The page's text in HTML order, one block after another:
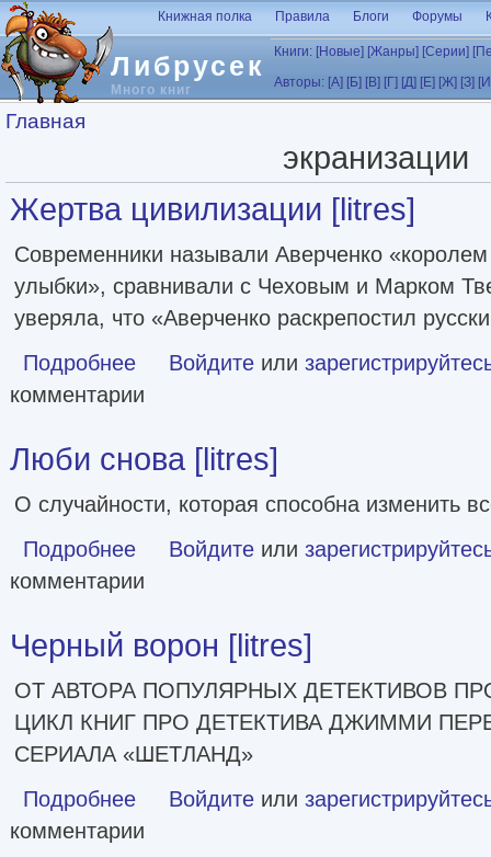
Перейти к основному содержанию
Либрусек
Много книг
Книжная полка Правила Блоги Форумы
Книги: [Новые] [Жанры] [Серии]
Авторы: [А] [Б] [В] [Г] [Д] [Е] [Ж] [З]
Вы здесь
Главная
экранизации
Жертва цивилизации [litres]
Современники называли Аверченко
улыбки», сравнивали с Чеховым и Марком
уверяла, что «Аверченко раскрепостил
Подробнее о Жертва цивилизации [litres]
Войдите или
комментарии
Люби снова [litres]
О случайности, которая способна изменить
Подробнее о Люби снова [litres]
Войдите или
комментарии
Черный ворон [litres]
ОТ АВТОРА ПОПУЛЯРНЫХ ДЕТЕКТИВОВ
ЦИКЛ КНИГ ПРО ДЕТЕКТИВА ДЖИММИ
СЕРИАЛА «ШЕТЛАНД»
Подробнее о Черный ворон [litres]
Войдите или
комментарии